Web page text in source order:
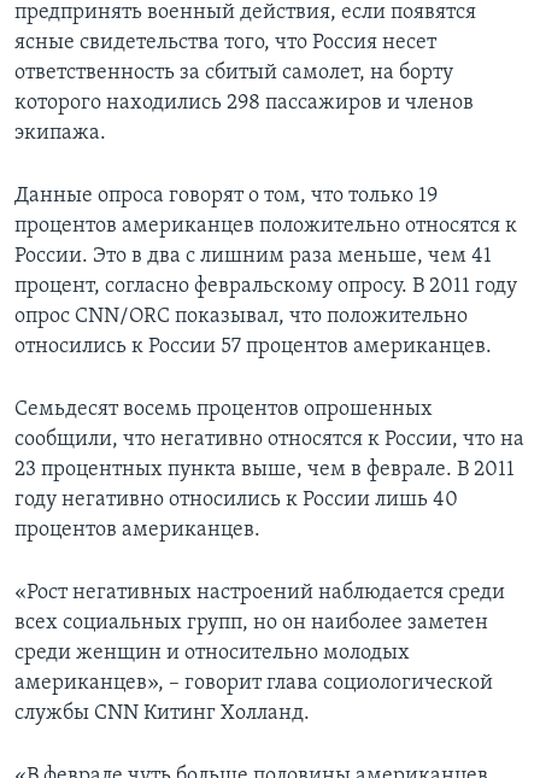
предпринять военный действия, если появятся
ясные свидетельства того, что Россия несет
ответственность за сбитый самолет, на борту
которого находились 298 пассажиров и членов
экипажа.
Данные опроса говорят о том, что только 19
процентов американцев положительно относятся к
России. Это в два с лишним раза меньше, чем 41
процент, согласно февральскому опросу. В 2011 году
опрос CNN/ORC показывал, что положительно
относились к России 57 процентов американцев.
Семьдесят восемь процентов опрошенных
сообщили, что негативно относятся к России, что на
23 процентных пункта выше, чем в феврале. В 2011
году негативно относились к России лишь 40
процентов американцев.
«Рост негативных настроений наблюдается среди
всех социальных групп, но он наиболее заметен
среди женщин и относительно молодых
американцев», – говорит глава социологической
службы CNN Китинг Холланд.